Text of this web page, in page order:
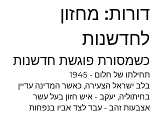
דורות: מחזון
לחדשנות
כשמסורת פוגשת חדשנות
1945 - תחילתו של חלום
בלב ישראל הצעירה, כאשר המדינה עדיין
בחיתוליה, יעקב - איש חזון בעל עשר
אצבעות זהב - עבד לצד אביו בנפחות